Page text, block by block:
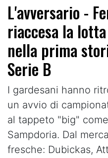
L'avversario -
riaccesa la
nella prima
Serie B
I gardesani hanno
un avvio di
al tappeto "big"
Sampdoria. Dal
fresche: Dubickas,